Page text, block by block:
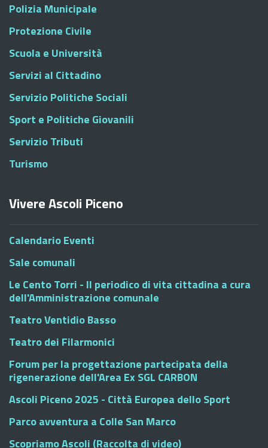
Polizia Municipale
Protezione Civile
Scuola e Università
Servizi al Cittadino
Servizio Politiche Sociali
Sport e Politiche Giovanili
Servizio Tributi
Turismo
Vivere Ascoli Piceno
Calendario Eventi
Sale comunali
Le Cento Torri - Il periodico di vita cittadina a cura
dell'Amministrazione comunale
Teatro Ventidio Basso
Teatro dei Filarmonici
Forum per la progettazione partecipata della
rigenerazione dell'Area Ex SGL CARBON
Ascoli Piceno 2025 - Città Europea dello Sport
Parco avventura a Colle San Marco
Scopriamo Ascoli (Raccolta di video)